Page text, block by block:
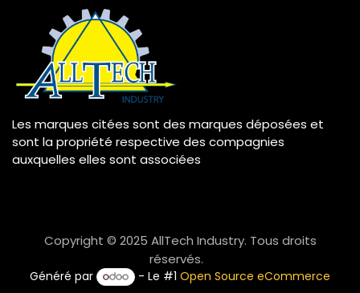
Les marques citées sont des marques déposées et
sont la propriété respective des compagnies
auxquelles elles sont associées
Copyright © 2025 AllTech Industry. Tous droits
réservés.
Généré par - Le #1Open Source eCommerce